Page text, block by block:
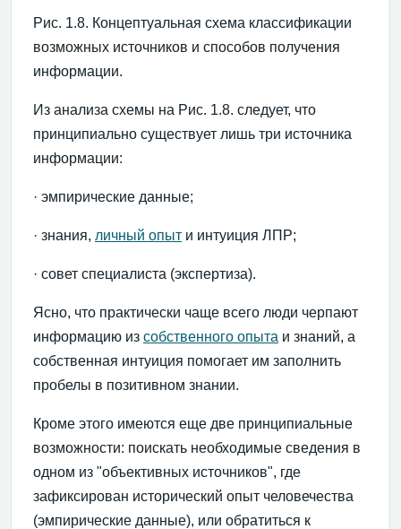
Рис. 1.8. Концептуальная схема классификации
возможных источников и способов получения
информации.
Из анализа схемы на Рис. 1.8. следует, что
принципиально существует лишь три источника
информации:
· эмпирические данные;
· знания, личный опыт и интуиция ЛПР;
· совет специалиста (экспертиза).
Ясно, что практически чаще всего люди черпают
информацию из собственного опыта и знаний, а
собственная интуиция помогает им заполнить
пробелы в позитивном знании.
Кроме этого имеются еще две принципиальные
возможности: поискать необходимые сведения в
одном из "объективных источников", где
зафиксирован исторический опыт человечества
(эмпирические данные), или обратиться к